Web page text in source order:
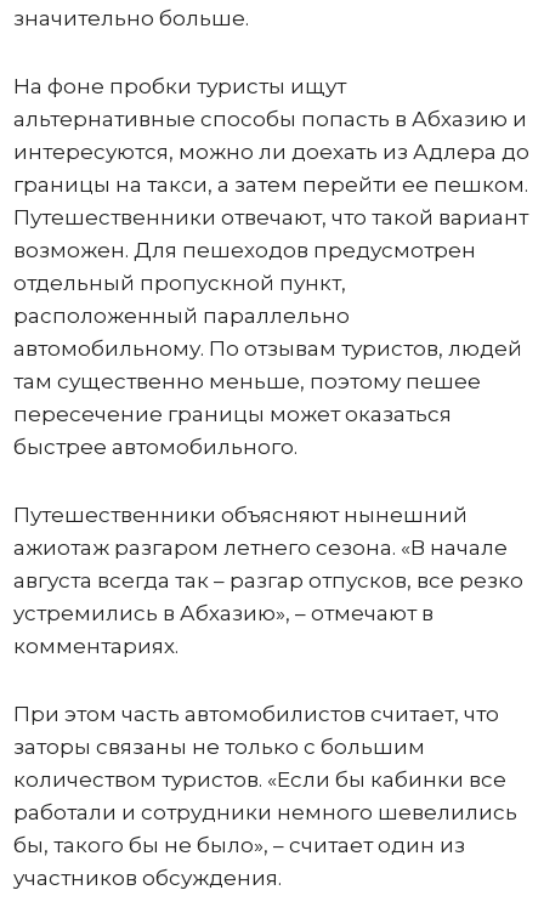
значительно больше.
На фоне пробки туристы ищут
альтернативные способы попасть в Абхазию и
интересуются, можно ли доехать из Адлера до
границы на такси, а затем перейти ее пешком.
Путешественники отвечают, что такой вариант
возможен. Для пешеходов предусмотрен
отдельный пропускной пункт,
расположенный параллельно
автомобильному. По отзывам туристов, людей
там существенно меньше, поэтому пешее
пересечение границы может оказаться
быстрее автомобильного.
Путешественники объясняют нынешний
ажиотаж разгаром летнего сезона. «В начале
августа всегда так – разгар отпусков, все резко
устремились в Абхазию», – отмечают в
комментариях.
При этом часть автомобилистов считает, что
заторы связаны не только с большим
количеством туристов. «Если бы кабинки все
работали и сотрудники немного шевелились
бы, такого бы не было», – считает один из
участников обсуждения.